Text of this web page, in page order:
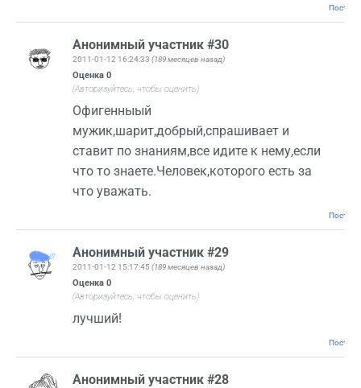
Анонимный участник #30
2011-01-12 16:24:33 (189 месяцев назад)
Оценка 0
(Авторизуйтесь, чтобы оценить)
Офигенныый
мужик,шарит,добрый,спрашивает и
ставит по знаниям,все идите к нему,если
что то знаете.Человек,которого есть за
что уважать.
Анонимный участник #29
2011-01-12 15:17:45 (189 месяцев назад)
Оценка 0
(Авторизуйтесь, чтобы оценить)
лучший!
Анонимный участник #28